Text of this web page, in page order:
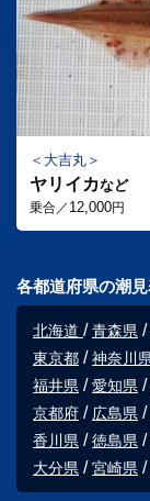
大吉丸
ヤリイカなど
乗合／ 12,000円
各都道府県の潮
北海道 青森県
東京都
神奈川
福井県
愛知県
京都府
広島県
香川県
徳島県
大分県
宮崎県